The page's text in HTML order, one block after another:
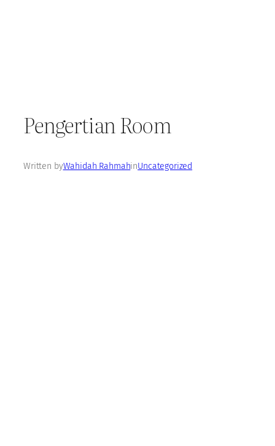
Pengertian Room
Written byWahidah RahmahinUncategorized